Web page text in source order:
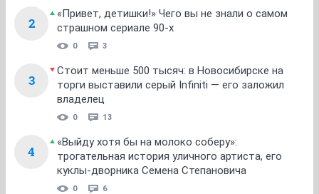
2
«Привет, детишки!» Чего вы не знали о самом
страшном сериале 90-х
0 3
3
Стоит меньше 500 тысяч: в Новосибирске на
торги выставили серый Infiniti — его заложил
владелец
0 13
4
«Выйду хотя бы на молоко соберу»:
трогательная история уличного артиста, его
куклы-дворника Семена Степановича
0 6